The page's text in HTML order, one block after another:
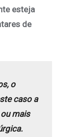
esteja
de
o
caso a
mais